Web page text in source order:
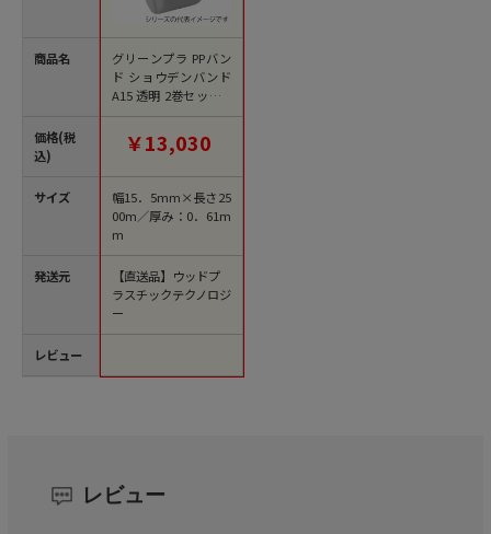
商品名
価格(税
込)
サイズ
発送元
レビュー
グリーンプラ PPバン
ド ショウデンバンド
A15 透明 2巻セット 1
5.5mm×2500m 1セ
ット）【直送品】
￥13,030
幅15．5mm×長さ25
00m／厚み：0．61m
m
【直送品】ウッドプ
ラスチックテクノロジ
ー
レビュー